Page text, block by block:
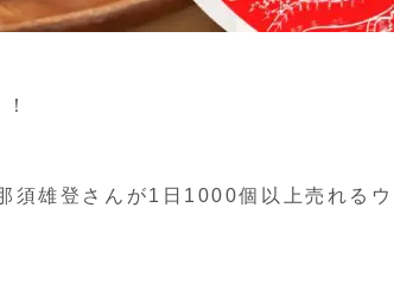
須雄登さんが1日1000個以上売れる